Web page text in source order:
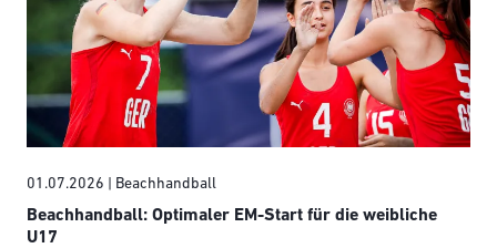
01.07.2026 | Beachhandball
Beachhandball: Optimaler EM-Start für die weibliche
U17